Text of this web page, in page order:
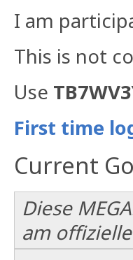
I am
This is not
Use
First time
Current
Diese
am